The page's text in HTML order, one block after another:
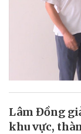
Lâm Đồng
khu vực,